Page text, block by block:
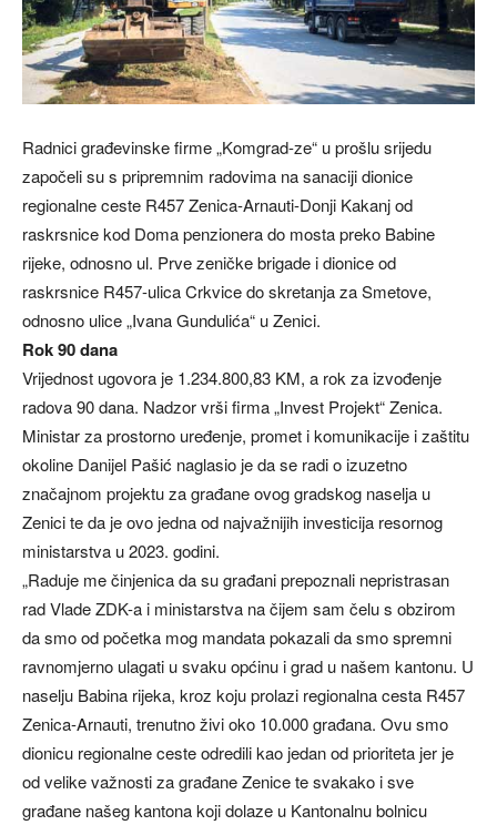
Radnici građevinske firme „Komgrad-ze“ u prošlu srijedu
započeli su s pripremnim radovima na sanaciji dionice
regionalne ceste R457 Zenica-Arnauti-Donji Kakanj od
raskrsnice kod Doma penzionera do mosta preko Babine
rijeke, odnosno ul. Prve zeničke brigade i dionice od
raskrsnice R457-ulica Crkvice do skretanja za Smetove,
odnosno ulice „Ivana Gundulića“ u Zenici.
Rok 90 dana
Vrijednost ugovora je 1.234.800,83 KM, a rok za izvođenje
radova 90 dana. Nadzor vrši firma „Invest Projekt“ Zenica.
Ministar za prostorno uređenje, promet i komunikacije i zaštitu
okoline Danijel Pašić naglasio je da se radi o izuzetno
značajnom projektu za građane ovog gradskog naselja u
Zenici te da je ovo jedna od najvažnijih investicija resornog
ministarstva u 2023. godini.
„Raduje me činjenica da su građani prepoznali nepristrasan
rad Vlade ZDK-a i ministarstva na čijem sam čelu s obzirom
da smo od početka mog mandata pokazali da smo spremni
ravnomjerno ulagati u svaku općinu i grad u našem kantonu. U
naselju Babina rijeka, kroz koju prolazi regionalna cesta R457
Zenica-Arnauti, trenutno živi oko 10.000 građana. Ovu smo
dionicu regionalne ceste odredili kao jedan od prioriteta jer je
od velike važnosti za građane Zenice te svakako i sve
građane našeg kantona koji dolaze u Kantonalnu bolnicu